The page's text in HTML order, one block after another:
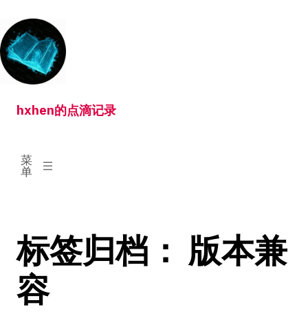
转
到
内
hxhen的点滴记录
菜
单
已
展
标签归档： 版本兼
容